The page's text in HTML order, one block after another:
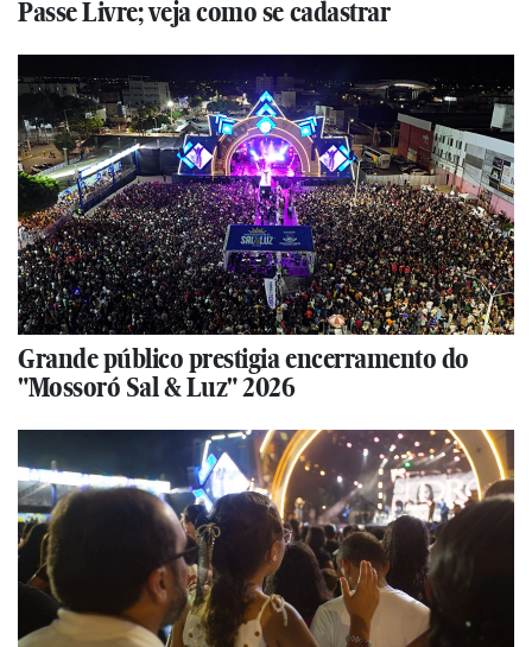
Passe Livre; veja como se cadastrar
Grande público prestigia encerramento do
"Mossoró Sal & Luz" 2026